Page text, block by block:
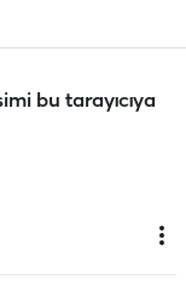
bu tarayıcıya